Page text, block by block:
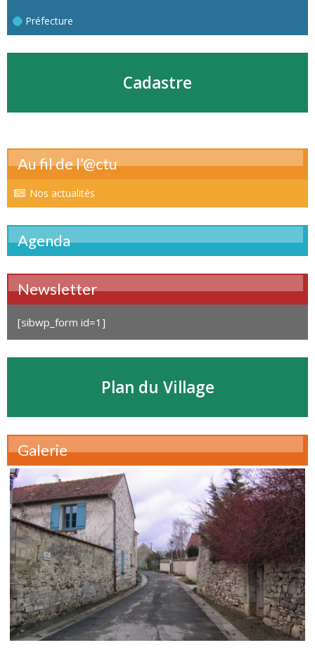
Préfecture
Cadastre
Au fil de l’@ctu
Nos actualités
Agenda
Newsletter
[sibwp_form id=1]
Plan du Village
Galerie